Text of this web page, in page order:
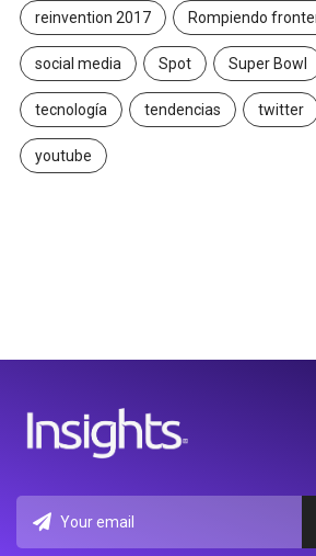
reinvention 2017 Rompiendo
social media Spot Super Bowl
tecnología tendencias twitter
youtube